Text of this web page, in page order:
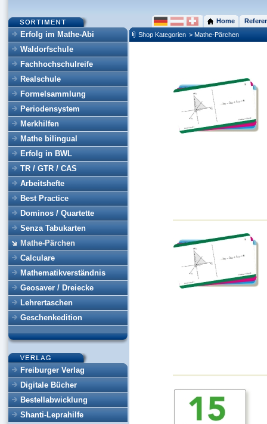
Erfolg im Mathe-Abi
Waldorfschule
Fachhochschulreife
Realschule
Formelsammlung
Periodensystem
Merkhilfen
Mathe bilingual
Erfolg in BWL
TR / GTR / CAS
Arbeitshefte
Best Practice
Dominos / Quartette
Senza Tabukarten
Mathe-Pärchen
Calculare
Mathematikverständnis
Geosaver / Dreiecke
Lehrertaschen
Geschenkedition
Freiburger Verlag
Digitale Bücher
Bestellabwicklung
Shanti-Leprahilfe
Home
Shop Kategorien > Mathe-Pärchen